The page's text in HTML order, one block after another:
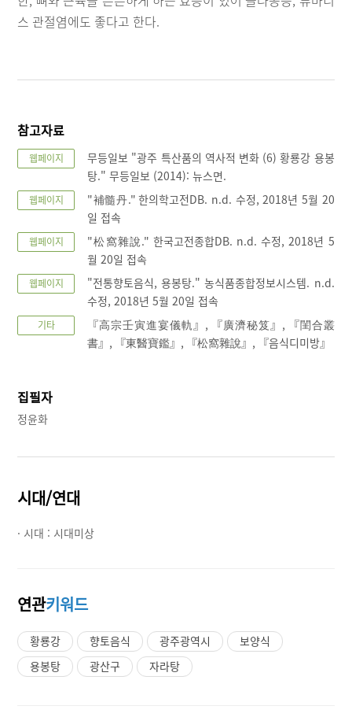
스 관절염에도 좋다고 한다.
참고자료
웹페이지
무등일보 "광주 특산품의 역사적 변화 (6) 황룡강 용봉
탕." 무등일보 (2014): 뉴스면.
웹페이지
"補髓丹." 한의학고전DB. n.d. 수정, 2018년 5월 20
일 접속
웹페이지
"松窩雜說." 한국고전종합DB. n.d. 수정, 2018년 5
월 20일 접속
웹페이지
"전통향토음식, 용봉탕." 농식품종합정보시스템. n.d.
수정, 2018년 5월 20일 접속
기타
『高宗壬寅進宴儀軌』, 『廣濟秘笈』, 『閨合叢
書』, 『東醫寶鑑』, 『松窩雜說』, 『음식디미방』
집필자
정윤화
시대/연대
· 시대 : 시대미상
연관키워드
황룡강 향토음식 광주광역시
보양식
용봉탕
광산구 자라탕